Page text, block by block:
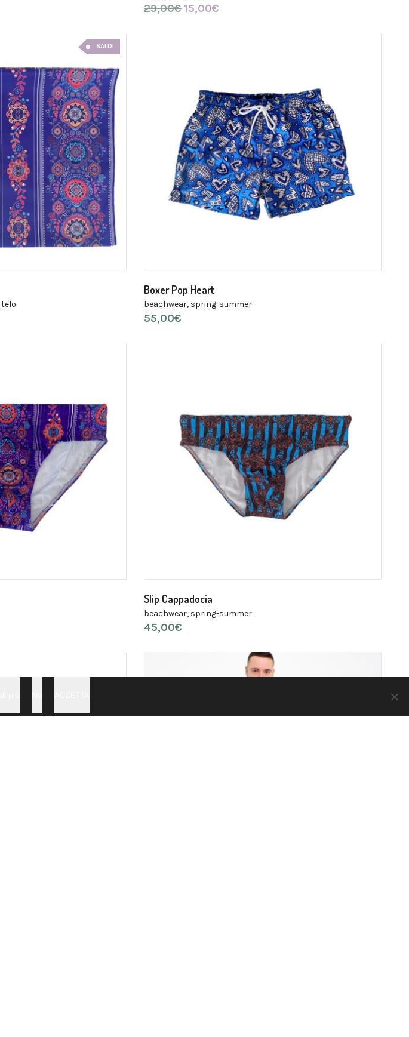
29,00€ Il15,00€
SALDI
telo
Boxer Pop Heart
beachwear, spring-summer
55,00€
Slip Cappadocia
beachwear, spring-summer
45,00€